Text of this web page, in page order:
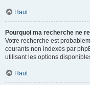
Haut
Pourquoi ma recherche ne
Votre recherche est
courants non indexés par
utilisant les options
Haut